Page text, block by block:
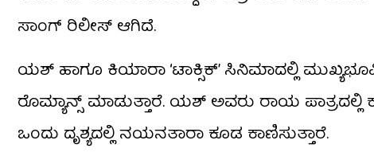
ಸಾಂಗ್ ರಿಲೀಸ್ ಆಗಿದೆ.
ಯಶ್ ಹಾಗೂ ಕಿಯಾರಾ ‘ಟಾಕ್ಸಿಕ್’ ಸಿನಿಮಾದಲ್ಲಿ
ರೊಮ್ಯಾನ್ಸ್ ಮಾಡುತ್ತಾರೆ. ಯಶ್ ಅವರು ರಾಯ
ಒಂದು ದೃಶ್ಯದಲ್ಲಿ ನಯನತಾರಾ ಕೂಡ ಕಾಣಿಸುತ್ತಾರೆ.